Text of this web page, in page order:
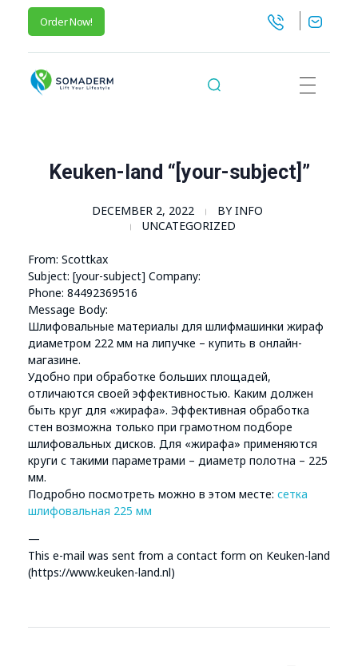
Order Now!
Keuken-land “[your-subject]”
DECEMBER 2, 2022 BY INFO
UNCATEGORIZED
From: Scottkax
Subject: [your-subject] Company:
Phone: 84492369516
Message Body:
Шлифовальные материалы для шлифмашинки жираф
диаметром 222 мм на липучке – купить в онлайн-
магазине.
Удобно при обработке больших площадей,
отличаются своей эффективностью. Каким должен
быть круг для «жирафа». Эффективная обработка
стен возможна только при грамотном подборе
шлифовальных дисков. Для «жирафа» применяются
круги с такими параметрами – диаметр полотна – 225
мм.
Подробно посмотреть можно в этом месте: сетка
шлифовальная 225 мм
—
This e-mail was sent from a contact form on Keuken-land
(https://www.keuken-land.nl)